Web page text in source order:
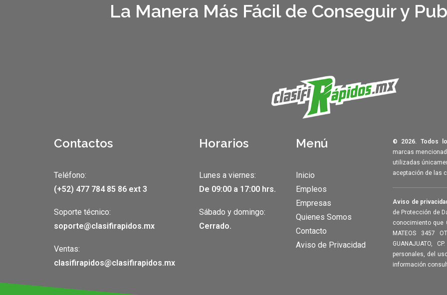
La Manera Más Fácil de Conseguir y
Contactos
Teléfono:
(+52) 477 784 85 86 ext 3
Soporte técnico:
soporte@clasifirapidos.mx
Ventas:
clasifirapidos@clasifirapidos.mx
Horarios
Lunes a viernes:
De 09:00 a 17:00 hrs.
Sábado y domingo:
Cerrado.
Menú
Inicio
Empleos
Empresas
Quienes Somos
Contacto
Aviso de Privacidad
© 2026. Todos
marcas
utilizadas
aceptación de las
Aviso de
de Protección de
conocimiento que
MATEOS 3457
GUANAJUATO,
personales, del
información